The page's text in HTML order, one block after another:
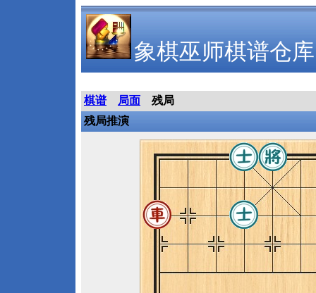
象棋巫师棋谱仓库
棋谱 局面
残局
残局推演